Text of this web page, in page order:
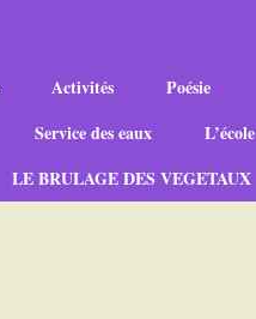
Activités Poésie
Service des eaux L’école
LE BRULAGE DES VEGETAUX